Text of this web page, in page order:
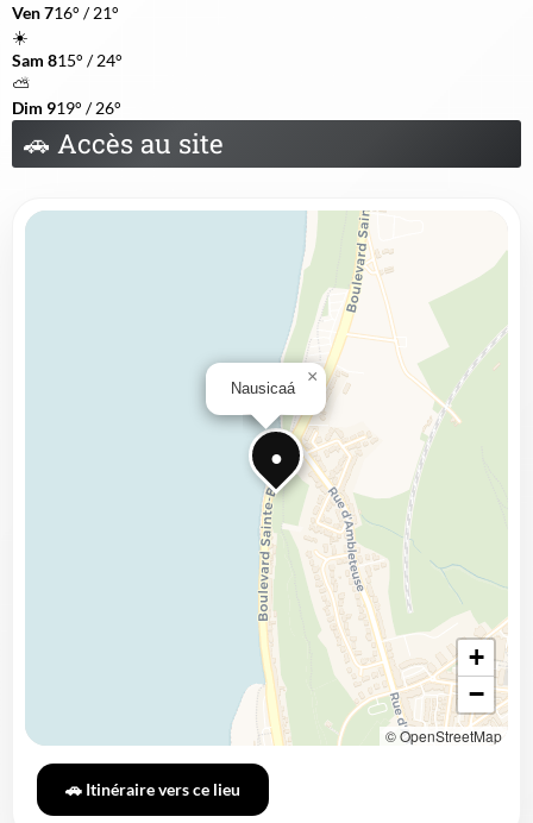
Ven 716° / 21°
☀️
Sam 815° / 24°
⛅
Dim 919° / 26°
🚗 Accès au site
●
Nausicaá
×
+
−
© OpenStreetMap
🚗 Itinéraire vers ce lieu